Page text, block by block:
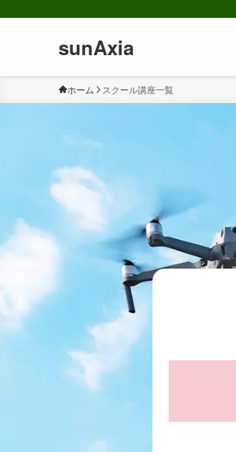
sunAxia
ホーム スクール講座一覧